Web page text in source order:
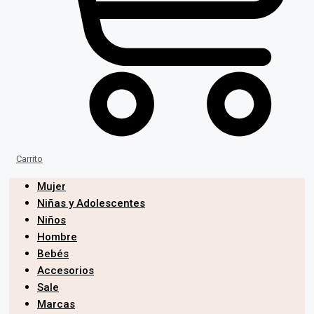
Carrito
Mujer
Niñas y Adolescentes
Niños
Hombre
Bebés
Accesorios
Sale
Marcas